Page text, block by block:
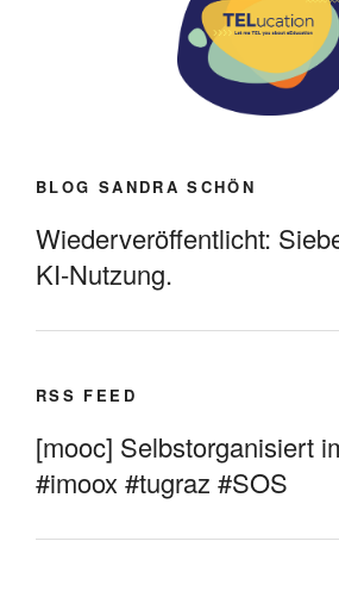
BLOG SANDRA SCHÖN
Wiederveröffentlicht:
KI-Nutzung.
RSS FEED
[mooc] Selbstorganisiert
#imoox #tugraz #SOS